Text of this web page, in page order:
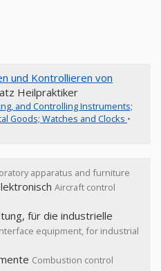
und Kontrollieren von
Heilpraktiker
and Controlling Instruments;
Goods; Watches and Clocks •
apparatus and furniture
Aircraft control
für die industrielle
equipment, for industrial
Combustion control